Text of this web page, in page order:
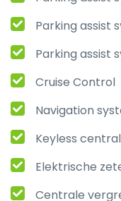
Parking assist
Parking assist
Cruise Control
Navigation
Keyless
Elektrische
Centrale